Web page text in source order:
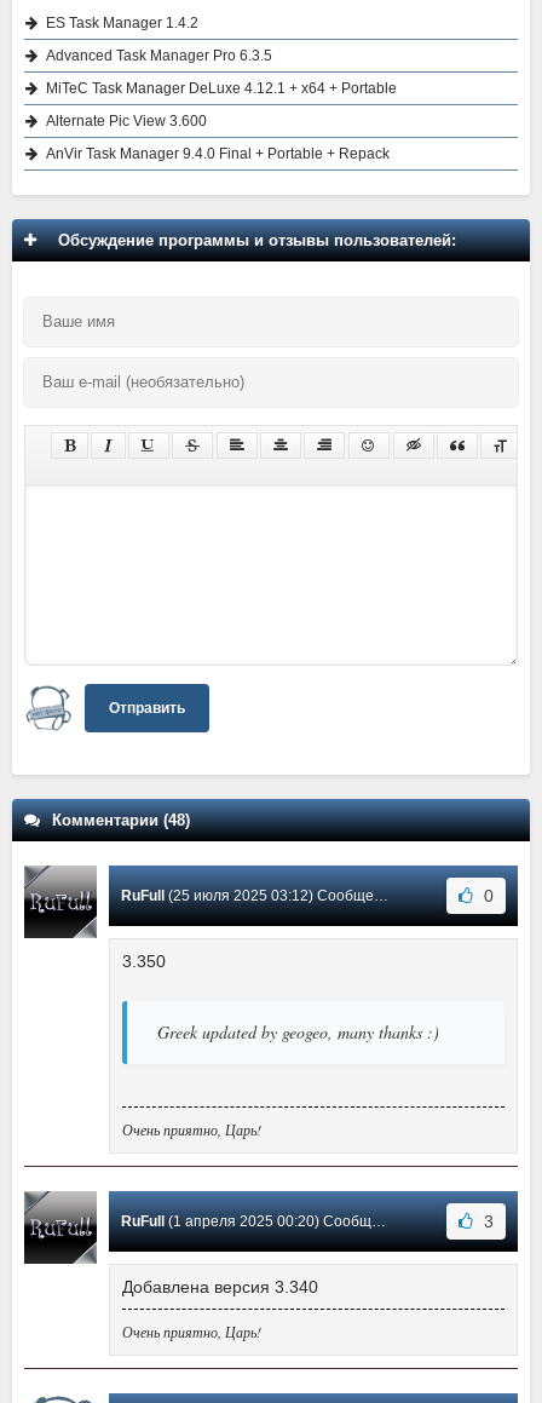
ES Task Manager 1.4.2
Advanced Task Manager Pro 6.3.5
MiTeC Task Manager DeLuxe 4.12.1 + x64 + Portable
Alternate Pic View 3.600
AnVir Task Manager 9.4.0 Final + Portable + Repack
Обсуждение программы и отзывы пользователей:
Отправить
Комментарии (48)
RuFull(25 июля 2025 03:12) Сообщение #47 0
3.350
Greek updated by geogeo, many thanks :)
Очень приятно, Царь!
RuFull(1 апреля 2025 00:20) Сообщение #46 3
Добавлена версия 3.340
Очень приятно, Царь!